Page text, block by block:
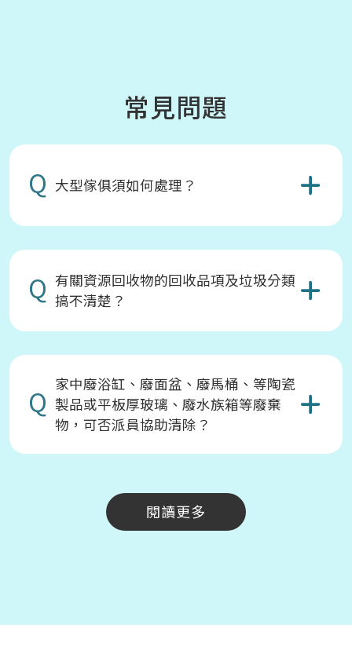
常見問題
Q 大型傢俱須如何處理？
Q 有關資源回收物的回收品項及垃圾分類
搞不清楚？
Q 家中廢浴缸、廢面盆、廢馬桶、等陶瓷
製品或平板厚玻璃、廢水族箱等廢棄
物，可否派員協助清除？
閱讀更多